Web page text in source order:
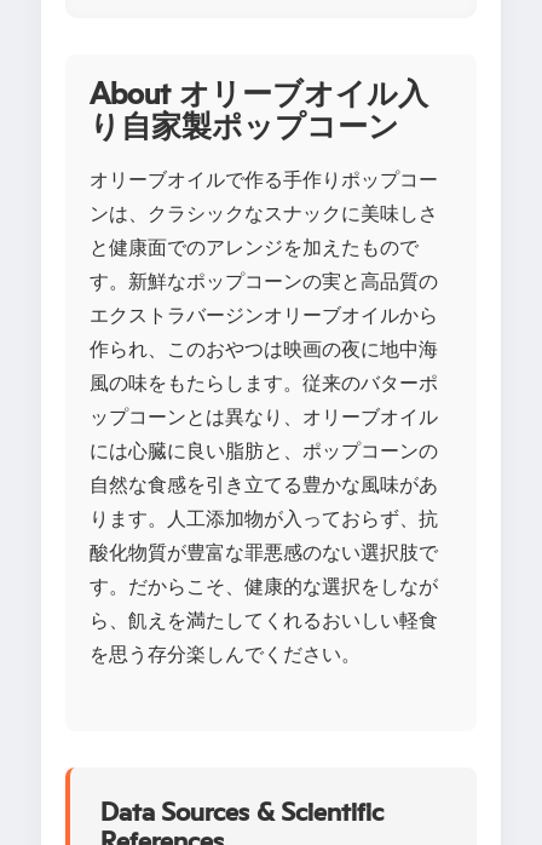
About オリーブオイル入
り自家製ポップコーン
オリーブオイルで作る手作りポップコー
ンは、クラシックなスナックに美味しさ
と健康面でのアレンジを加えたもので
す。新鮮なポップコーンの実と高品質の
エクストラバージンオリーブオイルから
作られ、このおやつは映画の夜に地中海
風の味をもたらします。従来のバターポ
ップコーンとは異なり、オリーブオイル
には心臓に良い脂肪と、ポップコーンの
自然な食感を引き立てる豊かな風味があ
ります。人工添加物が入っておらず、抗
酸化物質が豊富な罪悪感のない選択肢で
す。だからこそ、健康的な選択をしなが
ら、飢えを満たしてくれるおいしい軽食
を思う存分楽しんでください。
Data Sources & Scientific